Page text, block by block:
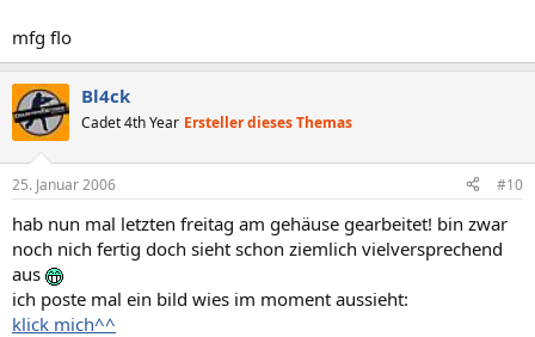
mfg flo
Bl4ck
Cadet 4th Year Ersteller dieses Themas
25. Januar 2006 #10
hab nun mal letzten freitag am gehäuse gearbeitet! bin zwar
noch nich fertig doch sieht schon ziemlich vielversprechend
aus
ich poste mal ein bild wies im moment aussieht:
klick mich^^